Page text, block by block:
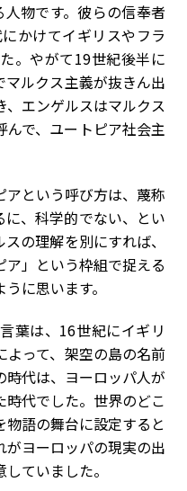
物です。彼らの信奉者
かけてイギリスやフラ
。やがて19世紀後半に
ルクス主義が抜きん出
、エンゲルスはマルクス
で、ユートピア社会主
という呼び方は、蔑称
に、科学的でない、とい
の理解を別にすれば、
」という枠組で捉える
に思います。
葉は、16世紀にイギリ
よって、架空の島の名前
時代は、ヨーロッパ人が
代でした。世界のどこ
語の舞台に設定すると
がヨーロッパの現実の出
ていました。